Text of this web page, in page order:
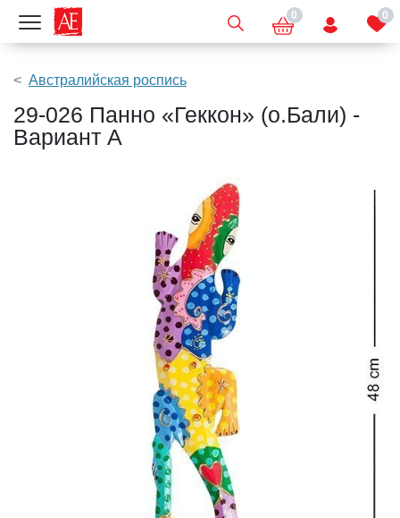
Показать меню 0 0
Австралийская роспись
29-026 Панно «Геккон» (о.Бали) -
Вариант A